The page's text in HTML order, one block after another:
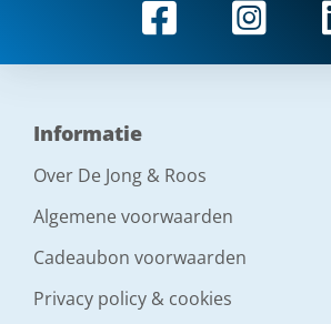
Informatie
Over De Jong & Roos
Algemene voorwaarden
Cadeaubon voorwaarden
Privacy policy & cookies